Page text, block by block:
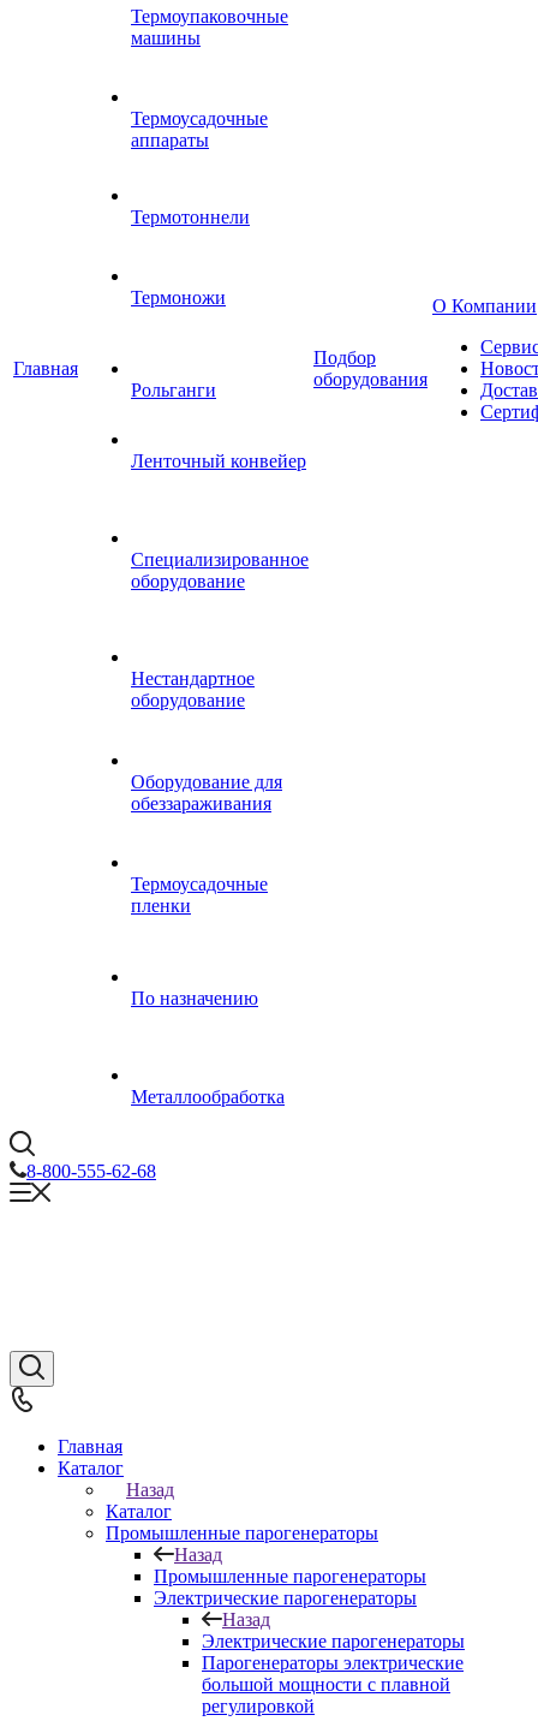
Главная
Термоупаковочные
машины
Термоусадочные
аппараты
Термотоннели
Термоножи
Рольганги
Ленточный конвейер
Специализированное
оборудование
Нестандартное
оборудование
Оборудование для
обеззараживания
Термоусадочные
пленки
По назначению
Металлообработка
Подбор
оборудования
О Компании
8-800-555-62-68
Главная
Каталог
Назад
Каталог
Промышленные парогенераторы
Назад
Промышленные парогенераторы
Электрические парогенераторы
Назад
Электрические парогенераторы
Парогенераторы электрические
большой мощности с плавной
регулировкой